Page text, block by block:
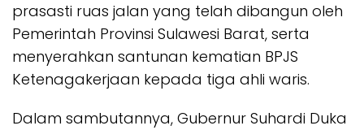
prasasti ruas jalan yang telah dibangun oleh
Pemerintah Provinsi Sulawesi Barat, serta
menyerahkan santunan kematian BPJS
Ketenagakerjaan kepada tiga ahli waris.
Dalam sambutannya, Gubernur Suhardi Duka